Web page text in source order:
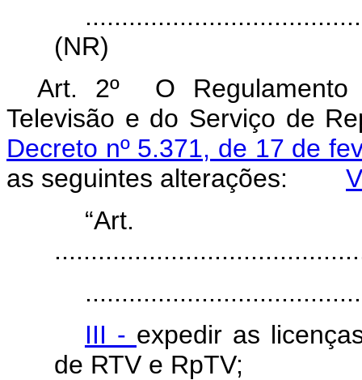
(NR)
Art. 2º O Regulamento
Televisão e do Serviço de
Decreto nº 5.371, de 17 de
as seguintes alterações:
III - expedir as
de RTV e RpTV;